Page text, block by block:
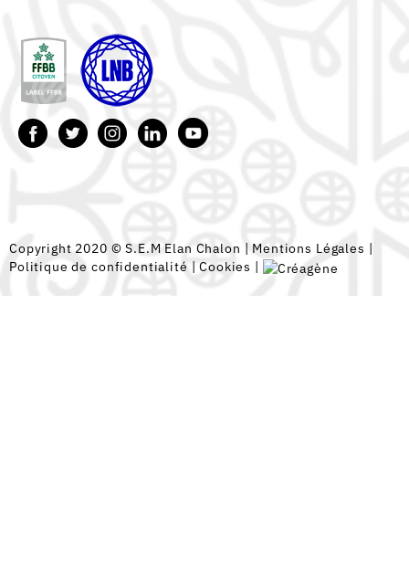
Copyright 2020 © S.E.M Elan Chalon | Mentions Légales |
Politique de confidentialité |Cookies |